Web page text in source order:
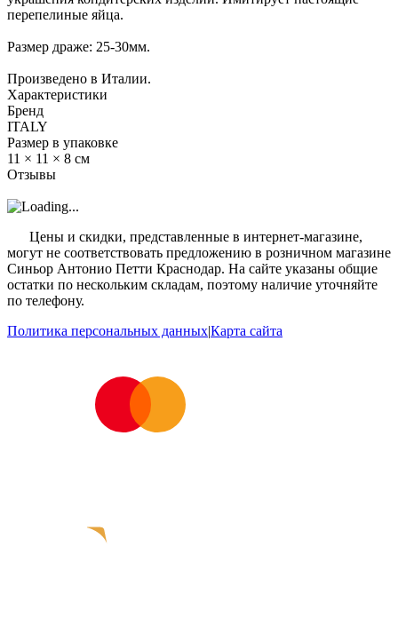
перепелиные яйца.
Размер драже: 25-30мм.
Произведено в Италии.
Характеристики
Бренд
ITALY
Размер в упаковке
11 × 11 × 8 см
Отзывы
Цены и скидки, представленные в интернет-магазине,
могут не соответствовать предложению в розничном магазине
Синьор Антонио Петти Краснодар. На сайте указаны общие
остатки по нескольким складам, поэтому наличие уточняйте
по телефону.
Политика персональных данных|Карта сайта